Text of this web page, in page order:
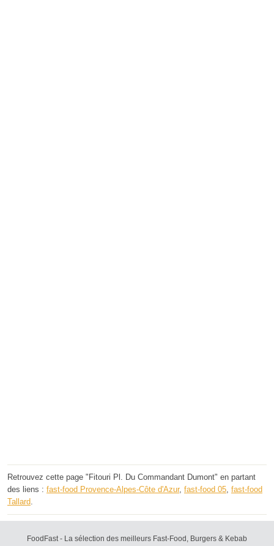
Retrouvez cette page "Fitouri Pl. Du Commandant Dumont" en partant
des liens : fast-food Provence-Alpes-Côte d'Azur, fast-food 05, fast-food
Tallard.
FoodFast - La sélection des meilleurs Fast-Food, Burgers & Kebab